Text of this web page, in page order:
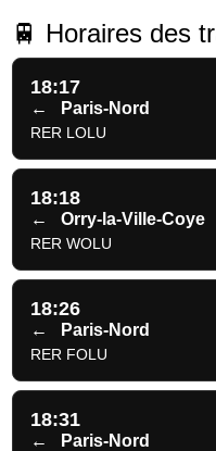
🚆 Horaires des
18:17
← Paris-Nord
RER LOLU
18:18
← Orry-la-Ville-Coye
RER WOLU
18:26
← Paris-Nord
RER FOLU
18:31
← Paris-Nord